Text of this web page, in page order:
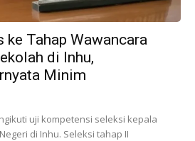
Tahap Wawancara
di Inhu,
Minim
uji kompetensi seleksi kepala
di Inhu. Seleksi tahap II